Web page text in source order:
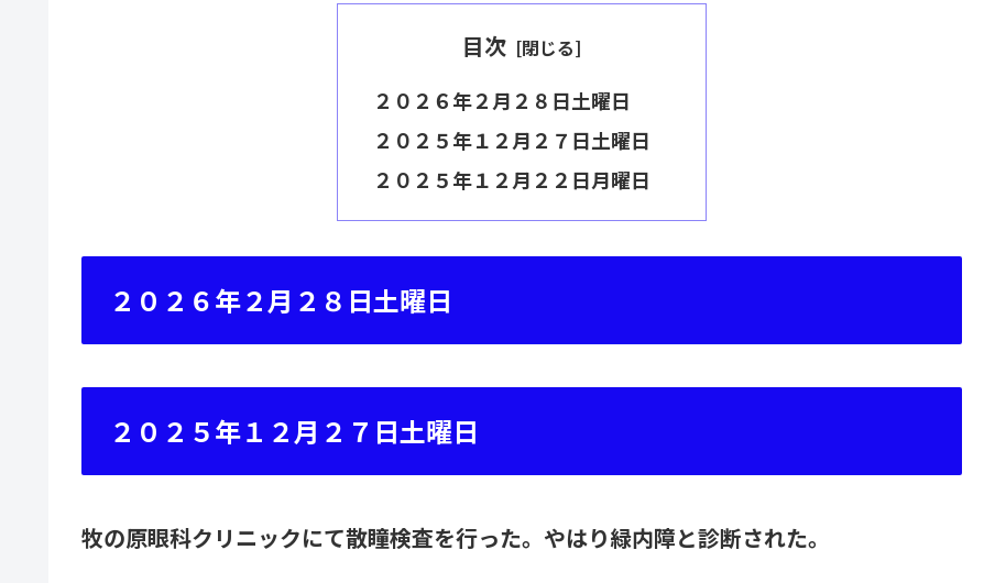
目次
２０２６年２月２８日土曜日
２０２５年１２月２７日土曜日
２０２５年１２月２２日月曜日
２０２６年２月２８日土曜日
２０２５年１２月２７日土曜日
牧の原眼科クリニックにて散瞳検査を行った。やはり緑内障と診断された。